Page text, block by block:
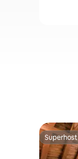
Superhost
Superhost